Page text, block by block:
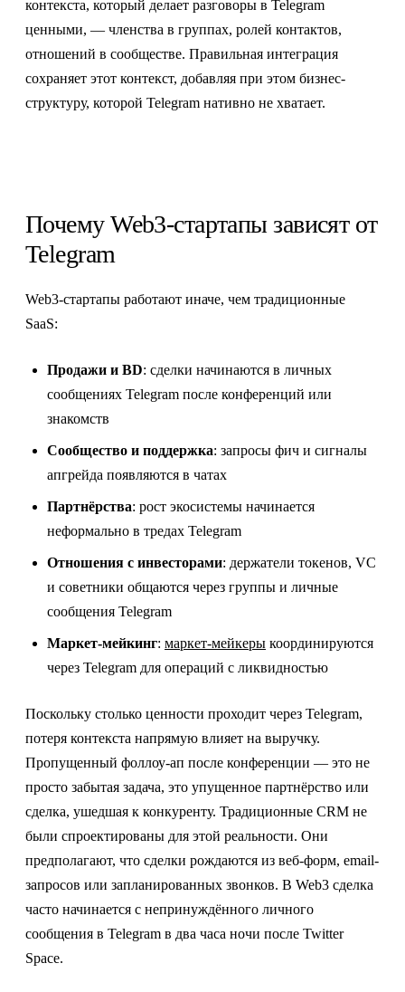
контекста, который делает разговоры в Telegram
ценными, — членства в группах, ролей контактов,
отношений в сообществе. Правильная интеграция
сохраняет этот контекст, добавляя при этом бизнес-
структуру, которой Telegram нативно не хватает.
Почему Web3-стартапы зависят от
Telegram
Web3-стартапы работают иначе, чем традиционные
SaaS:
Продажи и BD: сделки начинаются в личных
сообщениях Telegram после конференций или
знакомств
Сообщество и поддержка: запросы фич и сигналы
апгрейда появляются в чатах
Партнёрства: рост экосистемы начинается
неформально в тредах Telegram
Отношения с инвесторами: держатели токенов, VC
и советники общаются через группы и личные
сообщения Telegram
Маркет-мейкинг: маркет-мейкеры координируются
через Telegram для операций с ликвидностью
Поскольку столько ценности проходит через Telegram,
потеря контекста напрямую влияет на выручку.
Пропущенный фоллоу-ап после конференции — это не
просто забытая задача, это упущенное партнёрство или
сделка, ушедшая к конкуренту. Традиционные CRM не
были спроектированы для этой реальности. Они
предполагают, что сделки рождаются из веб-форм, email-
запросов или запланированных звонков. В Web3 сделка
часто начинается с непринуждённого личного
сообщения в Telegram в два часа ночи после Twitter
Space.